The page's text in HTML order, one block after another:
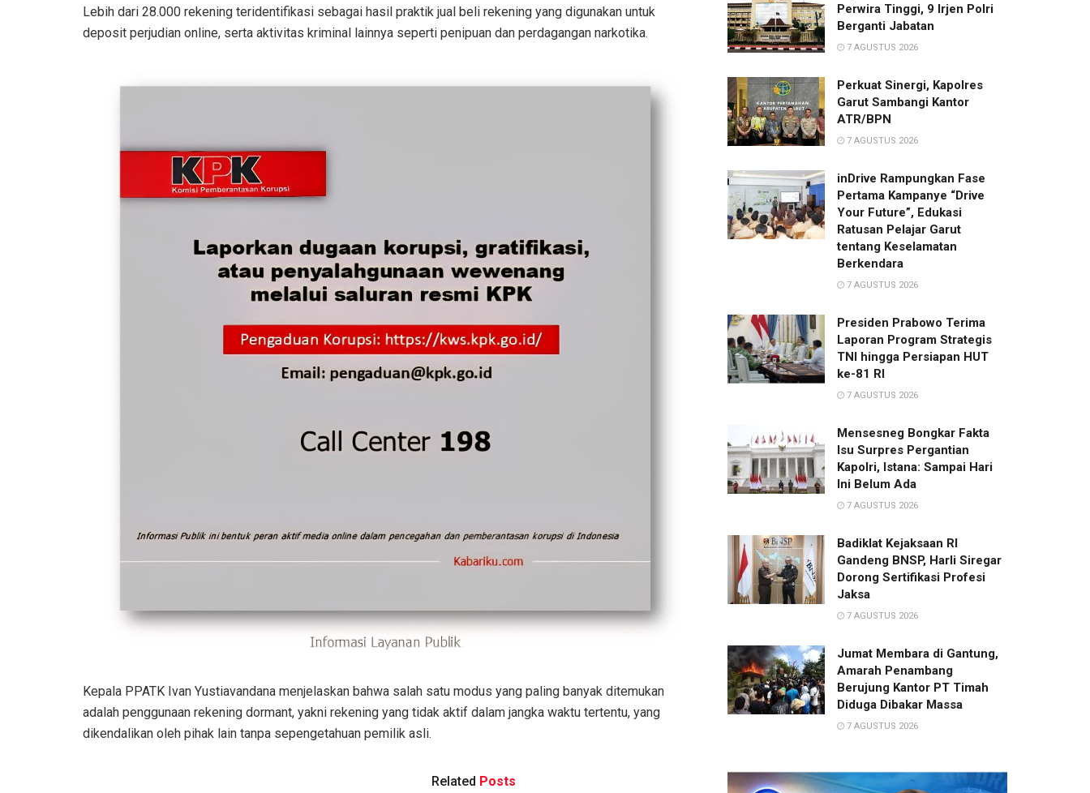
Lebih dari 28.000 rekening teridentifikasi sebagai hasil praktik jual beli rekening yang digunakan untuk
deposit perjudian online, serta aktivitas kriminal lainnya seperti penipuan dan perdagangan narkotika.
Kepala PPATK Ivan Yustiavandana menjelaskan bahwa salah satu modus yang paling banyak ditemukan
adalah penggunaan rekening dormant, yakni rekening yang tidak aktif dalam jangka waktu tertentu, yang
dikendalikan oleh pihak lain tanpa sepengetahuan pemilik asli.
Related Posts
Perwira Tinggi, 9 Irjen Polri
Berganti Jabatan
7 AGUSTUS 2026
Perkuat Sinergi, Kapolres
Garut Sambangi Kantor
ATR/BPN
7 AGUSTUS 2026
inDrive Rampungkan Fase
Pertama Kampanye “Drive
Your Future”, Edukasi
Ratusan Pelajar Garut
tentang Keselamatan
Berkendara
7 AGUSTUS 2026
Presiden Prabowo Terima
Laporan Program Strategis
TNI hingga Persiapan HUT
ke-81 RI
7 AGUSTUS 2026
Mensesneg Bongkar Fakta
Isu Surpres Pergantian
Kapolri, Istana: Sampai Hari
Ini Belum Ada
7 AGUSTUS 2026
Badiklat Kejaksaan RI
Gandeng BNSP, Harli Siregar
Dorong Sertifikasi Profesi
Jaksa
7 AGUSTUS 2026
Jumat Membara di Gantung,
Amarah Penambang
Berujung Kantor PT Timah
Diduga Dibakar Massa
7 AGUSTUS 2026